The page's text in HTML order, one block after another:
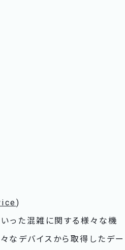
)
いった混雑に関する様々な機
なデバイスから取得したデー